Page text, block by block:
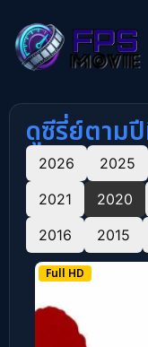
ดูซีรี่ย์ตาม
2026 2025
2021
2020
2016
2015
Full HD